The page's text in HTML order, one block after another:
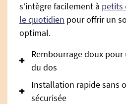
s’intègre facilement à petits
le quotidien pour offrir un
optimal.
Rembourrage doux
du dos
Installation rapide sans
sécurisée